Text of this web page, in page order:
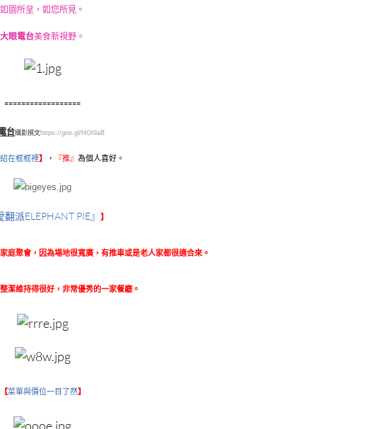
如圖所呈，如您所見。
大眼電台美食新視野。
==================
台攝影撰文https://goo.gl/HOI9aB
在框框裡】 ， 『推』 為個人喜好。
翻派ELEPHANT PIE』 】
庭聚會，因為場地很寬廣，有推車或是老人家都很適合來。
潔維持得很好，非常優秀的一家餐廳。
【菜單與價位一目了然】